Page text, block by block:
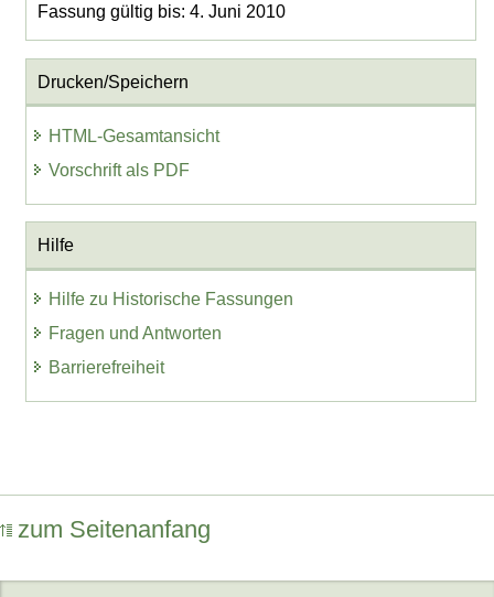
Fassung gültig bis: 4. Juni 2010
Drucken/Speichern
HTML-Gesamtansicht
Vorschrift als PDF
Hilfe
Hilfe zu Historische Fassungen
Fragen und Antworten
Barrierefreiheit
zum Seitenanfang